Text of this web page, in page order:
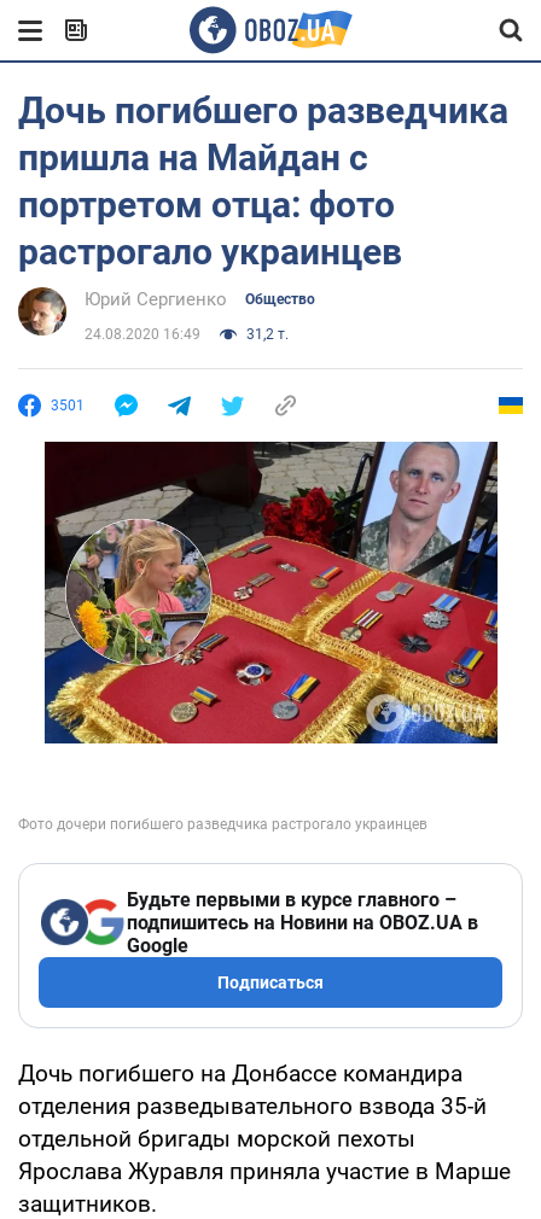
Дочь погибшего разведчика
пришла на Майдан с
портретом отца: фото
растрогало украинцев
Юрий Сергиенко Общество
24.08.2020 16:49 31,2 т.
3501
Будьте первыми в курсе главного –
подпишитесь на Новини на OBOZ.UA в
Google
Подписаться
Дочь погибшего на Донбассе командира
отделения разведывательного взвода 35-й
отдельной бригады морской пехоты
Ярослава Журавля приняла участие в Марше
защитников.